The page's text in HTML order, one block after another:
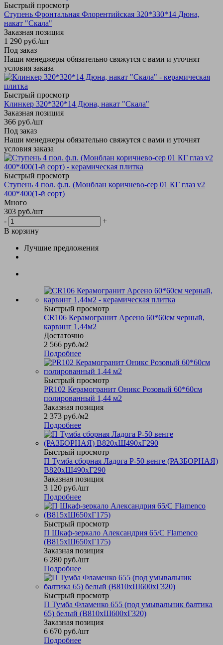
Быстрый просмотр
Ступень Фронтальная Флорентийская 320*330*14 Дюна,
накат "Скала"
Заказная позиция
1 290 руб./шт
Под заказ
Наши менеджеры обязательно свяжутся с вами и уточнят
условия заказа
Быстрый просмотр
Клинкер 320*320*14 Дюна, накат "Скала"
Заказная позиция
366 руб./шт
Под заказ
Наши менеджеры обязательно свяжутся с вами и уточнят
условия заказа
Быстрый просмотр
Ступень 4 пол. ф.п. (Монблан коричнево-сер 01 КГ глаз v2
400*400(1-й сорт)
Много
303 руб./шт
-
+
В корзину
Лучшие предложения
Быстрый просмотр
CR106 Керамогранит Арсено 60*60см черный,
карвинг 1,44м2
Достаточно
2 566 руб./м2
Подробнее
Быстрый просмотр
PR102 Керамогранит Оникс Розовый 60*60см
полированный 1,44 м2
Заказная позиция
2 373 руб./м2
Подробнее
Быстрый просмотр
П Тумба сборная Ладога Р-50 венге (РАЗБОРНАЯ)
В820хШ490хГ290
Заказная позиция
3 120 руб./шт
Подробнее
Быстрый просмотр
П Шкаф-зеркало Александрия 65/С Flamenco
(В815хШ650хГ175)
Заказная позиция
6 280 руб./шт
Подробнее
Быстрый просмотр
П Тумба Фламенко 655 (под умывальник балтика
65) белый (В810хШ600хГ320)
Заказная позиция
6 670 руб./шт
Подробнее